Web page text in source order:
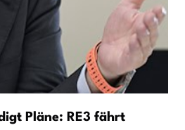
Pläne: RE3 fährt